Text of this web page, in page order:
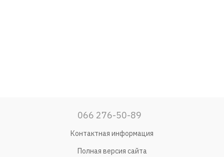
066 276-50-89
Контактная информация
Полная версия сайта